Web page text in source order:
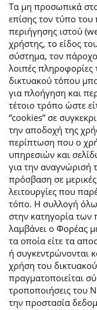
Τα μη προσωπικά
επίσης τον τύπο
περιήγησης ιστού
χρήστης, το είδος
σύστημα, τον
λοιπές πληροφορίες
δικτυακού τόπου
για πλοήγηση και
τέτοιο τρόπο ώστε
“cookies” σε
την αποδοχή της
περίπτωση που ο
υπηρεσιών και
για την αναγνώρισή
πρόσβαση σε
λειτουργίες που
τόπο. Η συλλογή
στην κατηγορία
λαμβάνει ο Φορέας
τα οποία είτε τα
ή συγκεντρώνονται
χρήση του
πραγματοποιείται
τροποποιήσεις του
την προστασία